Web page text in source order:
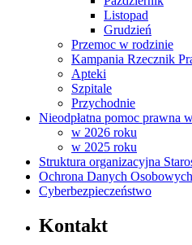
Listopad
Grudzień
Przemoc w rodzinie
Kampania Rzecznik
Apteki
Szpitale
Przychodnie
Nieodpłatna pomoc prawna
w 2026 roku
w 2025 roku
Struktura organizacyjna
Ochrona Danych Osobowych
Cyberbezpieczeństwo
Kontakt